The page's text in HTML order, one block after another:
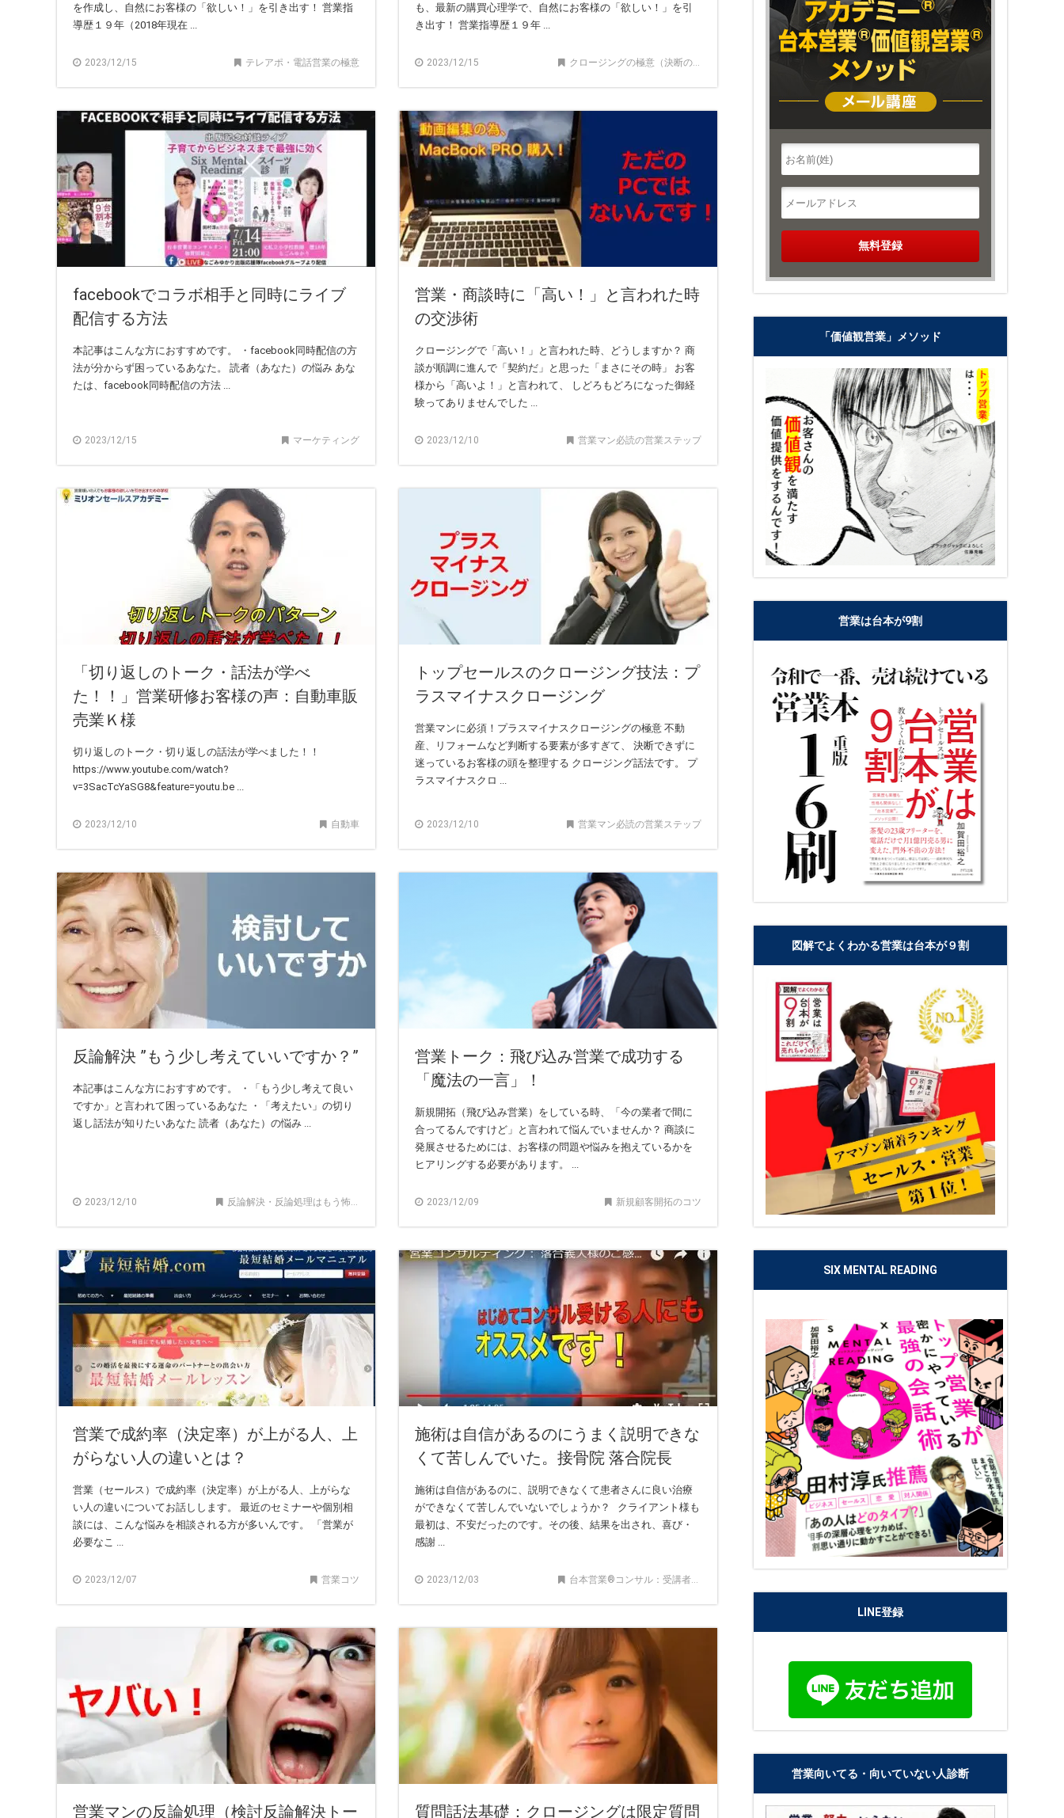
を作成し、自然にお客様の「欲しい！」を引き出す！ 営業指
導歴１９年（2018年現在 ...
2023/12/15 テレアポ・電話営業の極意
も、最新の購買心理学で、自然にお客様の「欲しい！」を引
き出す！ 営業指導歴１９年 ...
2023/12/15 クロージングの極意（決断のサポート）
facebookでコラボ相手と同時にライブ
配信する方法
本記事はこんな方におすすめです。 ・facebook同時配信の方
法が分からず困っているあなた。 読者（あなた）の悩み あな
たは、facebook同時配信の方法 ...
2023/12/15 マーケティング
営業・商談時に「高い！」と言われた時
の交渉術
クロージングで「高い！」と言われた時、どうしますか？ 商
談が順調に進んで「契約だ」と思った「まさにその時」 お客
様から「高いよ！」と言われて、 しどろもどろになった御経
験ってありませんでした ...
2023/12/10 営業マン必読の営業ステップ
「切り返しのトーク・話法が学べ
た！！」営業研修お客様の声：自動車販
売業Ｋ様
切り返しのトーク・切り返しの話法が学べました！！
https://www.youtube.com/watch?
v=3SacTcYaSG8&feature=youtu.be ...
2023/12/10 自動車
トップセールスのクロージング技法：プ
ラスマイナスクロージング
営業マンに必須！プラスマイナスクロージングの極意 不動
産、リフォームなど判断する要素が多すぎて、 決断できずに
迷っているお客様の頭を整理する クロージング話法です。 プ
ラスマイナスクロ ...
2023/12/10 営業マン必読の営業ステップ
反論解決 ”もう少し考えていいですか？”
本記事はこんな方におすすめです。 ・「もう少し考えて良い
ですか」と言われて困っているあなた ・「考えたい」の切り
返し話法が知りたいあなた 読者（あなた）の悩み ...
2023/12/10 反論解決・反論処理はもう怖くない！
営業トーク：飛び込み営業で成功する
「魔法の一言」！
新規開拓（飛び込み営業）をしている時、「今の業者で間に
合ってるんですけど」と言われて悩んでいませんか？ 商談に
発展させるためには、お客様の問題や悩みを抱えているかを
ヒアリングする必要があります。 ...
2023/12/09 新規顧客開拓のコツ
営業で成約率（決定率）が上がる人、上
がらない人の違いとは？
営業（セールス）で成約率（決定率）が上がる人、上がらな
い人の違いについてお話しします。 最近のセミナーや個別相
談には、こんな悩みを相談される方が多いんです。 「営業が
必要なこ ...
2023/12/07 営業コツ
施術は自信があるのにうまく説明できな
くて苦しんでいた。接骨院 落合院長
施術は自信があるのに、説明できなくて患者さんに良い治療
ができなくて苦しんでいないでしょうか？ クライアント様も
最初は、不安だったのです。その後、結果を出され、喜び・
感謝 ...
2023/12/03 台本営業®︎コンサル：受講者の声
営業マンの反論処理（検討反論解決トー 質問話法基礎：クロージングは限定質問
「価値観営業」メソッド
営業は台本が9割
図解でよくわかる営業は台本が９割
SIX MENTAL READING
LINE登録
営業向いてる・向いていない人診断